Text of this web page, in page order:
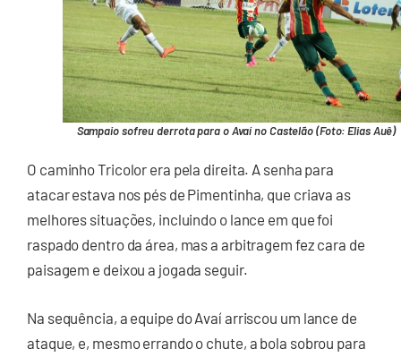
Sampaio sofreu derrota para o Avaí no Castelão (Foto: Elias Auê)
O caminho Tricolor era pela direita. A senha para
atacar estava nos pés de Pimentinha, que criava as
melhores situações, incluindo o lance em que foi
raspado dentro da área, mas a arbitragem fez cara de
paisagem e deixou a jogada seguir.
Na sequência, a equipe do Avaí arriscou um lance de
ataque, e, mesmo errando o chute, a bola sobrou para